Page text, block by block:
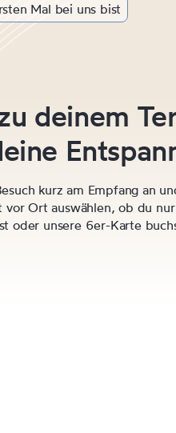
Mal bei uns bist
deinem
kurz am Empfang an
vor Ort auswählen, ob du
oder unsere 6er-Karte